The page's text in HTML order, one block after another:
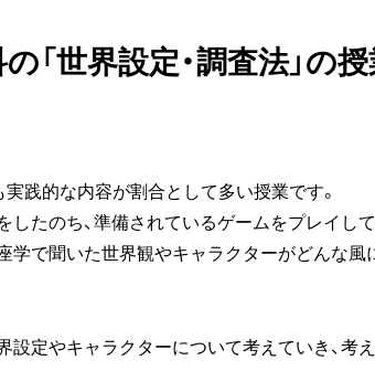
「世界設定・調査法」の
実践的な内容が割合として多い授業です。
たのち、準備されているゲームをプレイし
学で聞いた世界観やキャラクターがどんな風
設定やキャラクターについて考えていき、考